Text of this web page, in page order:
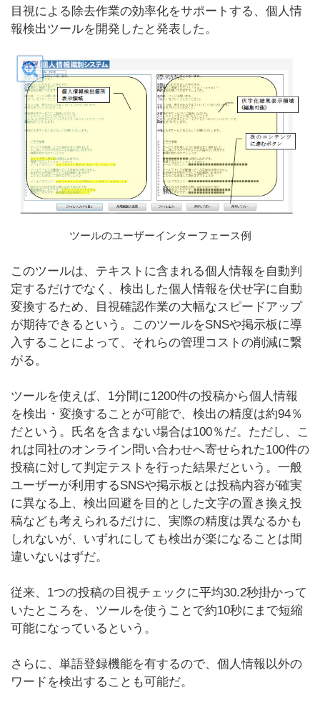
目視による除去作業の効率化をサポートする、個人情
報検出ツールを開発したと発表した。
ツールのユーザーインターフェース例
このツールは、テキストに含まれる個人情報を自動判
定するだけでなく、検出した個人情報を伏せ字に自動
変換するため、目視確認作業の大幅なスピードアップ
が期待できるという。このツールをSNSや掲示板に導
入することによって、それらの管理コストの削減に繋
がる。
ツールを使えば、1分間に1200件の投稿から個人情報
を検出・変換することが可能で、検出の精度は約94％
だという。氏名を含まない場合は100％だ。ただし、こ
れは同社のオンライン問い合わせへ寄せられた100件の
投稿に対して判定テストを行った結果だという。一般
ユーザーが利用するSNSや掲示板とは投稿内容が確実
に異なる上、検出回避を目的とした文字の置き換え投
稿なども考えられるだけに、実際の精度は異なるかも
しれないが、いずれにしても検出が楽になることは間
違いないはずだ。
従来、1つの投稿の目視チェックに平均30.2秒掛かって
いたところを、ツールを使うことで約10秒にまで短縮
可能になっているという。
さらに、単語登録機能を有するので、個人情報以外の
ワードを検出することも可能だ。